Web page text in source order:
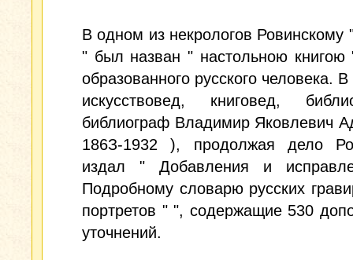
В одном из некрологов Ровинскому
" был назван " настольною книгою
образованного русского человека. В
искусствовед, книговед,
библиограф Владимир Яковлевич
186З-1932 ), продолжая дело
издал " Добавления и
Подробному словарю русских
портретов " ", содержащие 530
уточнений.